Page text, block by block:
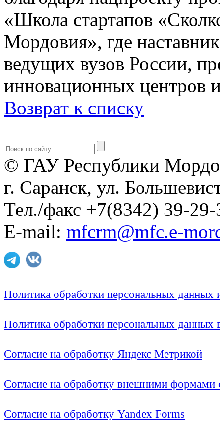
«Школа стартапов
Мордовия», где
ведущих вузов России,
инновационных центров
Возврат к списку
© ГАУ Республики
г. Саранск, ул.
Тел./факс +7(8342) 39-29-
E-mail: mfcrm@mfc.e-
Политика обработки персональных
Политика обработки персональных
Согласие на обработку Яндекс Метрикой
Согласие на обработку внешними формами
Согласие на обработку Yandex Forms